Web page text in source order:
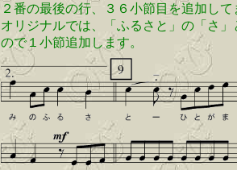
２番の最後の行、３６小節目を追加して
オリジナルでは、「ふるさと」の「さ
ので１小節追加します。